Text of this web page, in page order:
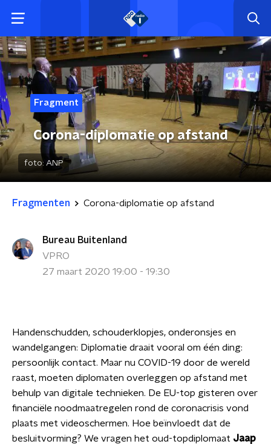
Fragment
Corona-diplomatie op afstand
foto: ANP
Fragmenten Corona-diplomatie op afstand
Bureau Buitenland
VPRO
27 maart 2020 19:00 - 19:30
Handenschudden, schouderklopjes, onderonsjes en
wandelgangen: Diplomatie draait vooral om één ding:
persoonlijk contact. Maar nu COVID-19 door de wereld
raast, moeten diplomaten overleggen op afstand met
behulp van digitale technieken. De EU-top gisteren over
financiële noodmaatregelen rond de coronacrisis vond
plaats met videoschermen. Hoe beïnvloedt dat de
besluitvorming? We vragen het oud-topdiplomaat Jaap